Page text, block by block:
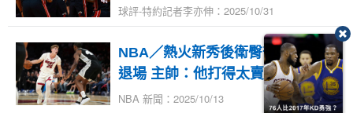
球評-特約記者李亦伸：2025/10/31
NBA／熱火新秀後衛臀部傷勢提前
退場 主帥：他打得太賣力
NBA 新聞：2025/10/13